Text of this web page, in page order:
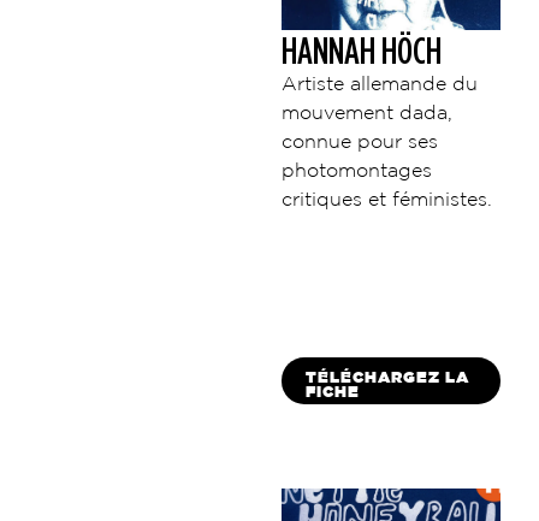
HANNAH HÖCH
Artiste allemande du
mouvement dada,
connue pour ses
photomontages
critiques et féministes.
TÉLÉCHARGEZ LA
FICHE